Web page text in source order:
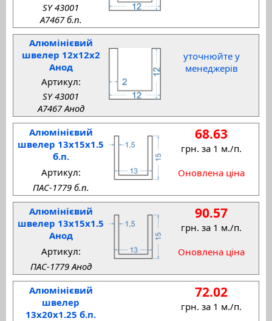
SY 43001
A7467 б.п.
Алюмінієвий
швелер 12x12x2
Анод
уточнюйте у
менеджерів
Артикул:
SY 43001
A7467 Анод
Алюмінієвий
швелер 13x15x1.5
б.п.
68.63
грн. за 1 м./п.
Оновлена ціна
Артикул:
ПАС-1779 б.п.
Алюмінієвий
швелер 13x15x1.5
Анод
90.57
грн. за 1 м./п.
Оновлена ціна
Артикул:
ПАС-1779 Анод
Алюмінієвий
швелер
13x20x1.25 б.п.
72.02
грн. за 1 м./п.